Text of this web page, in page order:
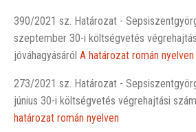
390/2021 sz. Határozat -
szeptember 30-i költségvetés
jóváhagyásáról A határozat román nyelven
273/2021 sz. Határozat -
június 30-i költségvetés végrehajtási
határozat román nyelven